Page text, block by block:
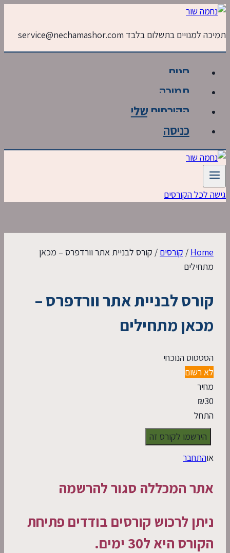
Skip
content
תמיכה למנויים בתשלום בלבד service@nechamashor.com
חנות
תמיכה
הקורסים שלי
כניסה
גישה לכל הקורסים
Home
/ קורסים / קורס לבניית אתר וורדפרס – מכאן
מתחילים
קורס לבניית אתר וורדפרס –
מכאן מתחילים
הסטטוס הנוכחי
לא רשום
מחיר
₪30
התחל
אוהתחבר
אתר המכללה סגור להרשמה
ניתן לרכוש קורסים בודדים פתיחת
הקורס היא ל30 ימים.